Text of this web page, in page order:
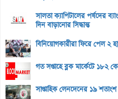
সালতা ক্যাপিটালের পর্ষদের
দিন বাড়ানোর সিদ্ধান্ত
বিনিয়োগকারীরা ফিরে পেল ২
গত সপ্তাহে ব্লক মার্কেটে ১৮২
সাপ্তাহিক লেনদেনের ১৯